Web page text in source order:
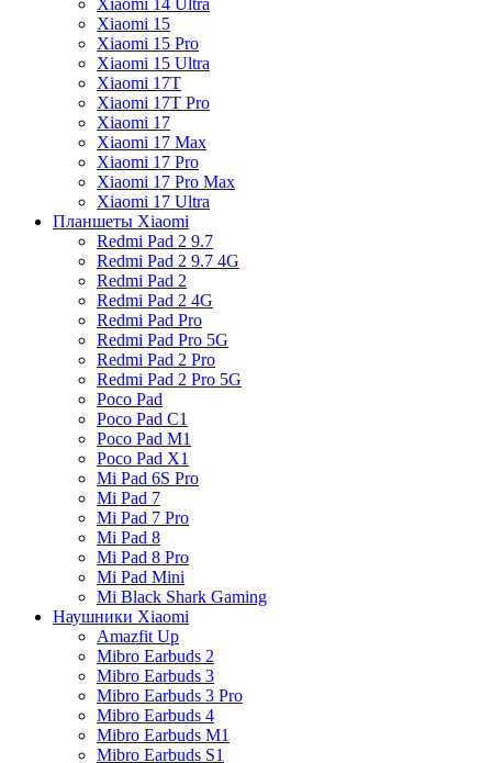
Xiaomi 15
Xiaomi 15 Pro
Xiaomi 15 Ultra
Xiaomi 17T
Xiaomi 17T Pro
Xiaomi 17
Xiaomi 17 Max
Xiaomi 17 Pro
Xiaomi 17 Pro Max
Xiaomi 17 Ultra
Планшеты Xiaomi
Redmi Pad 2 9.7
Redmi Pad 2 9.7 4G
Redmi Pad 2
Redmi Pad 2 4G
Redmi Pad Pro
Redmi Pad Pro 5G
Redmi Pad 2 Pro
Redmi Pad 2 Pro 5G
Poco Pad
Poco Pad C1
Poco Pad M1
Poco Pad X1
Mi Pad 6S Pro
Mi Pad 7
Mi Pad 7 Pro
Mi Pad 8
Mi Pad 8 Pro
Mi Pad Mini
Mi Black Shark Gaming
Наушники Xiaomi
Amazfit Up
Mibro Earbuds 2
Mibro Earbuds 3
Mibro Earbuds 3 Pro
Mibro Earbuds 4
Mibro Earbuds M1
Mibro Earbuds S1